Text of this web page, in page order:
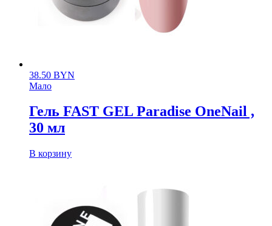
38.50 BYN
Мало
Гель FAST GEL Paradise OneNail ,
30 мл
В корзину